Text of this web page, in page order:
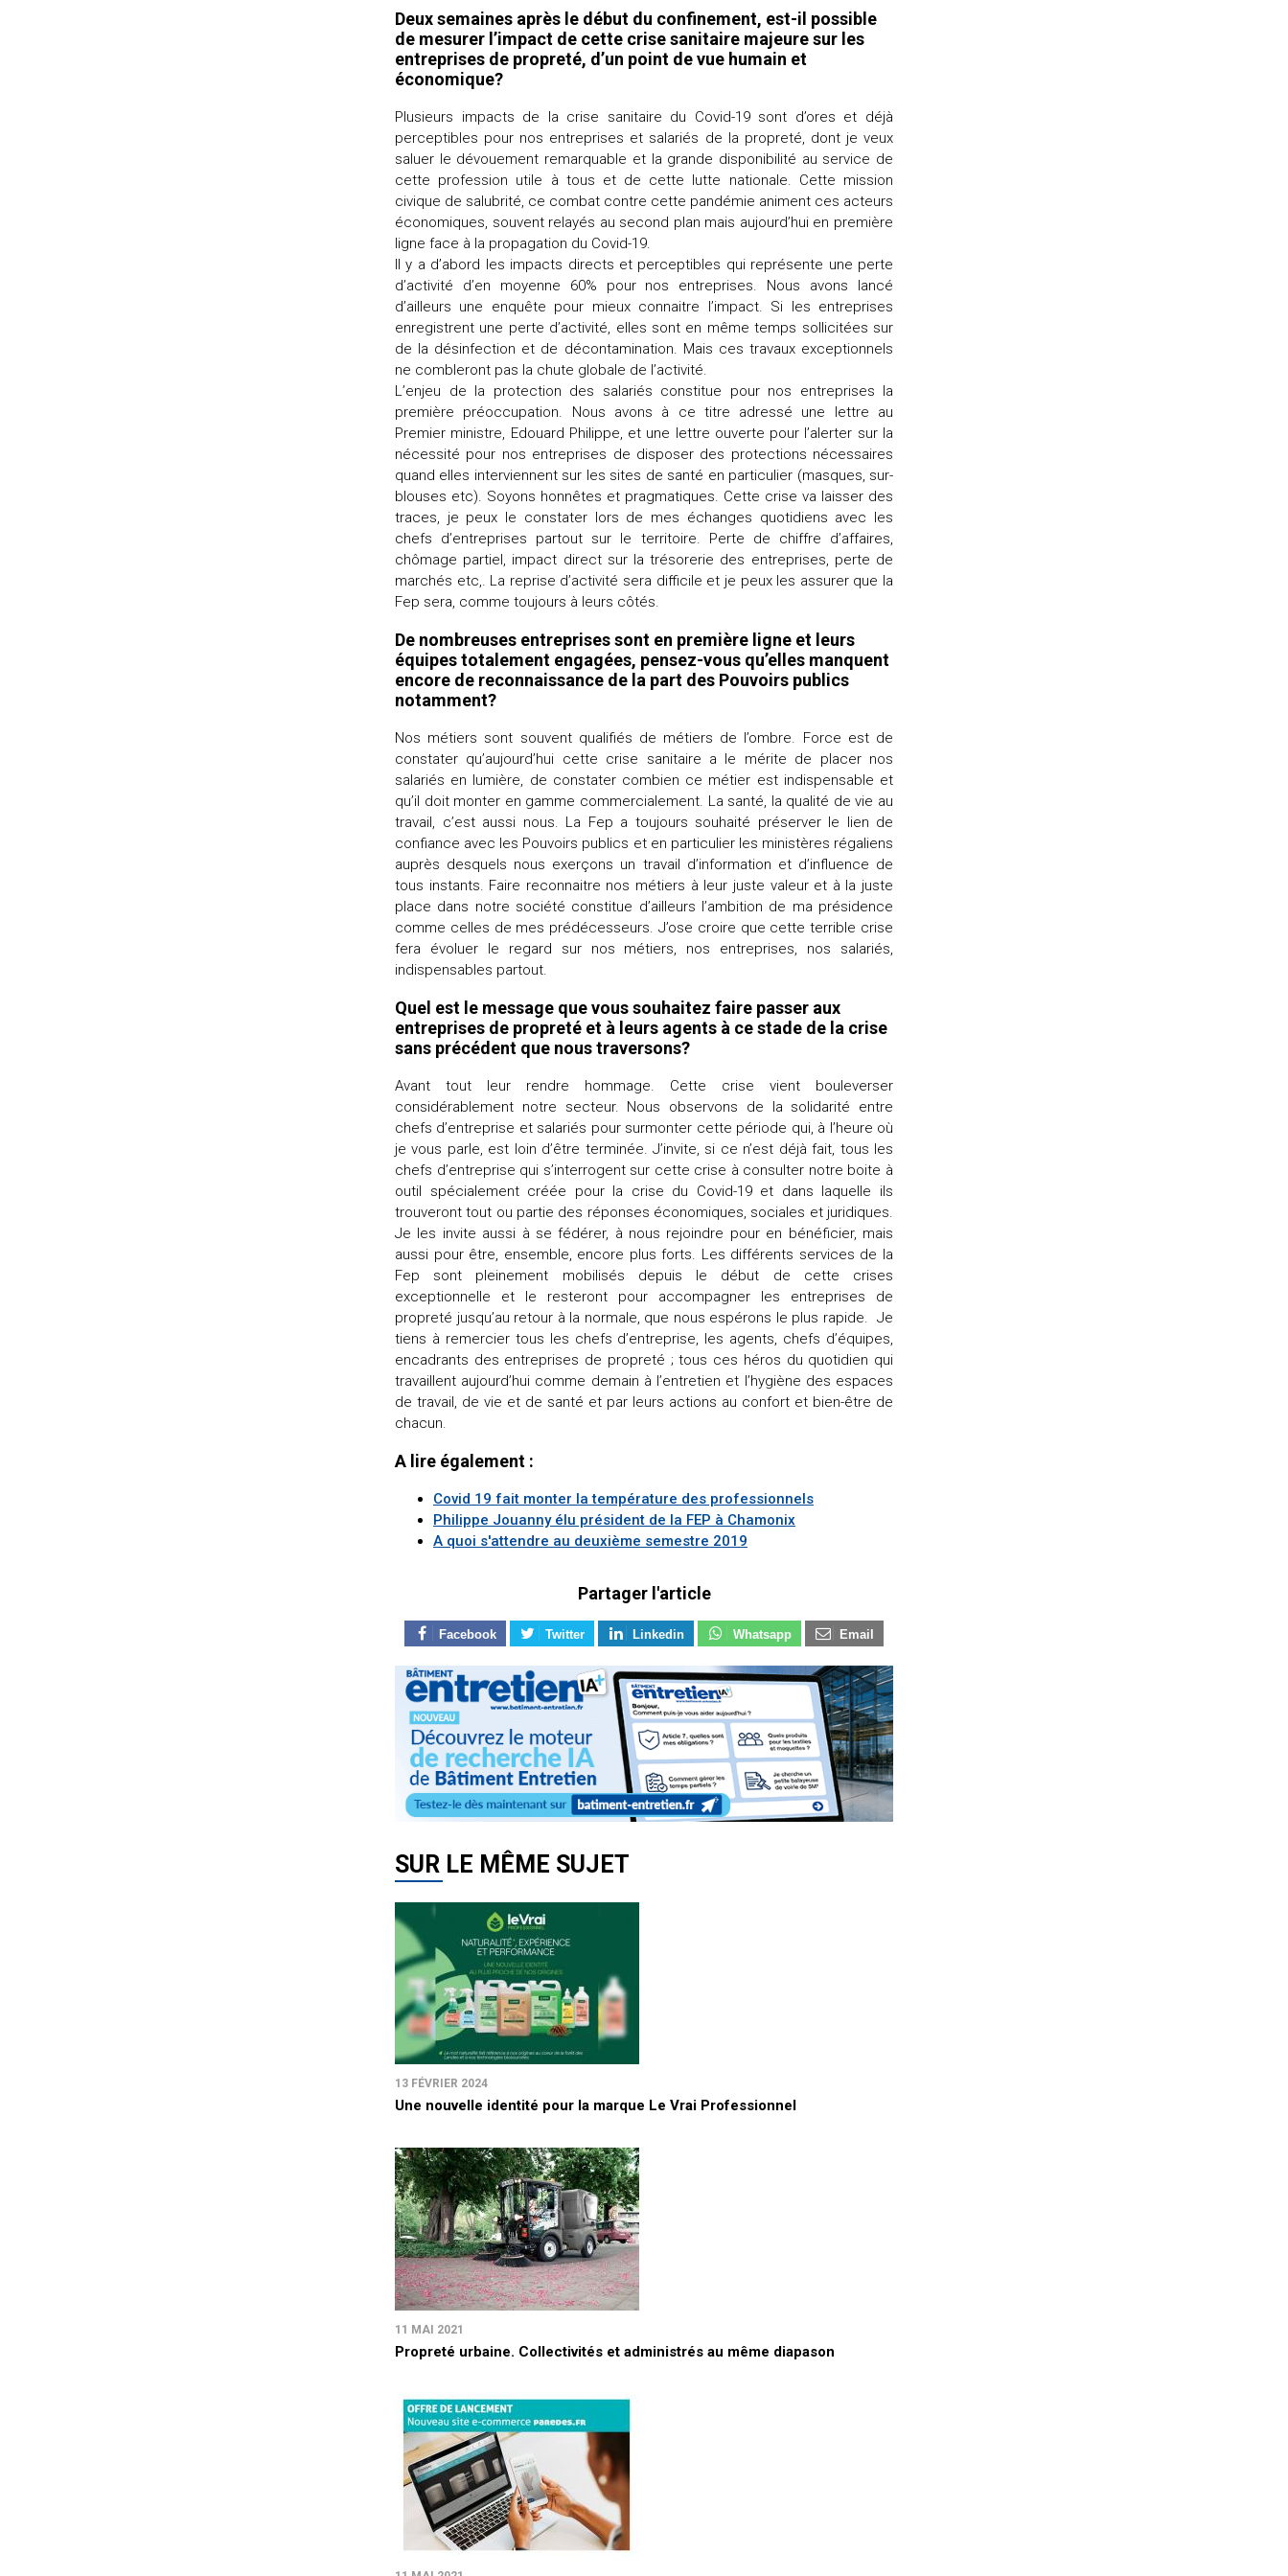
Deux semaines après le début du confinement, est-il possible
de mesurer l’impact de cette crise sanitaire majeure sur les
entreprises de propreté, d’un point de vue humain et
économique?
Plusieurs impacts de la crise sanitaire du Covid-19 sont d’ores et déjà
perceptibles pour nos entreprises et salariés de la propreté, dont je veux
saluer le dévouement remarquable et la grande disponibilité au service de
cette profession utile à tous et de cette lutte nationale. Cette mission
civique de salubrité, ce combat contre cette pandémie animent ces acteurs
économiques, souvent relayés au second plan mais aujourd’hui en première
ligne face à la propagation du Covid-19.
Il y a d’abord les impacts directs et perceptibles qui représente une perte
d’activité d’en moyenne 60% pour nos entreprises. Nous avons lancé
d’ailleurs une enquête pour mieux connaitre l’impact. Si les entreprises
enregistrent une perte d’activité, elles sont en même temps sollicitées sur
de la désinfection et de décontamination. Mais ces travaux exceptionnels
ne combleront pas la chute globale de l’activité.
L’enjeu de la protection des salariés constitue pour nos entreprises la
première préoccupation. Nous avons à ce titre adressé une lettre au
Premier ministre, Edouard Philippe, et une lettre ouverte pour l’alerter sur la
nécessité pour nos entreprises de disposer des protections nécessaires
quand elles interviennent sur les sites de santé en particulier (masques, sur-
blouses etc). Soyons honnêtes et pragmatiques. Cette crise va laisser des
traces, je peux le constater lors de mes échanges quotidiens avec les
chefs d’entreprises partout sur le territoire. Perte de chiffre d’affaires,
chômage partiel, impact direct sur la trésorerie des entreprises, perte de
marchés etc,. La reprise d’activité sera difficile et je peux les assurer que la
Fep sera, comme toujours à leurs côtés.
De nombreuses entreprises sont en première ligne et leurs
équipes totalement engagées, pensez-vous qu’elles manquent
encore de reconnaissance de la part des Pouvoirs publics
notamment?
Nos métiers sont souvent qualifiés de métiers de l’ombre. Force est de
constater qu’aujourd’hui cette crise sanitaire a le mérite de placer nos
salariés en lumière, de constater combien ce métier est indispensable et
qu’il doit monter en gamme commercialement. La santé, la qualité de vie au
travail, c’est aussi nous. La Fep a toujours souhaité préserver le lien de
confiance avec les Pouvoirs publics et en particulier les ministères régaliens
auprès desquels nous exerçons un travail d’information et d’influence de
tous instants. Faire reconnaitre nos métiers à leur juste valeur et à la juste
place dans notre société constitue d’ailleurs l’ambition de ma présidence
comme celles de mes prédécesseurs. J’ose croire que cette terrible crise
fera évoluer le regard sur nos métiers, nos entreprises, nos salariés,
indispensables partout.
Quel est le message que vous souhaitez faire passer aux
entreprises de propreté et à leurs agents à ce stade de la crise
sans précédent que nous traversons?
Avant tout leur rendre hommage. Cette crise vient bouleverser
considérablement notre secteur. Nous observons de la solidarité entre
chefs d’entreprise et salariés pour surmonter cette période qui, à l’heure où
je vous parle, est loin d’être terminée. J’invite, si ce n’est déjà fait, tous les
chefs d’entreprise qui s’interrogent sur cette crise à consulter notre boite à
outil spécialement créée pour la crise du Covid-19 et dans laquelle ils
trouveront tout ou partie des réponses économiques, sociales et juridiques.
Je les invite aussi à se fédérer, à nous rejoindre pour en bénéficier, mais
aussi pour être, ensemble, encore plus forts. Les différents services de la
Fep sont pleinement mobilisés depuis le début de cette crises
exceptionnelle et le resteront pour accompagner les entreprises de
propreté jusqu’au retour à la normale, que nous espérons le plus rapide. Je
tiens à remercier tous les chefs d’entreprise, les agents, chefs d’équipes,
encadrants des entreprises de propreté ; tous ces héros du quotidien qui
travaillent aujourd’hui comme demain à l’entretien et l’hygiène des espaces
de travail, de vie et de santé et par leurs actions au confort et bien-être de
chacun.
A lire également :
Covid 19 fait monter la température des professionnels
Philippe Jouanny élu président de la FEP à Chamonix
A quoi s'attendre au deuxième semestre 2019
Partager l'article
Facebook Twitter Linkedin Whatsapp Email
SUR LE MÊME SUJET
13 FÉVRIER 2024
Une nouvelle identité pour la marque Le Vrai Professionnel
11 MAI 2021
Propreté urbaine. Collectivités et administrés au même diapason